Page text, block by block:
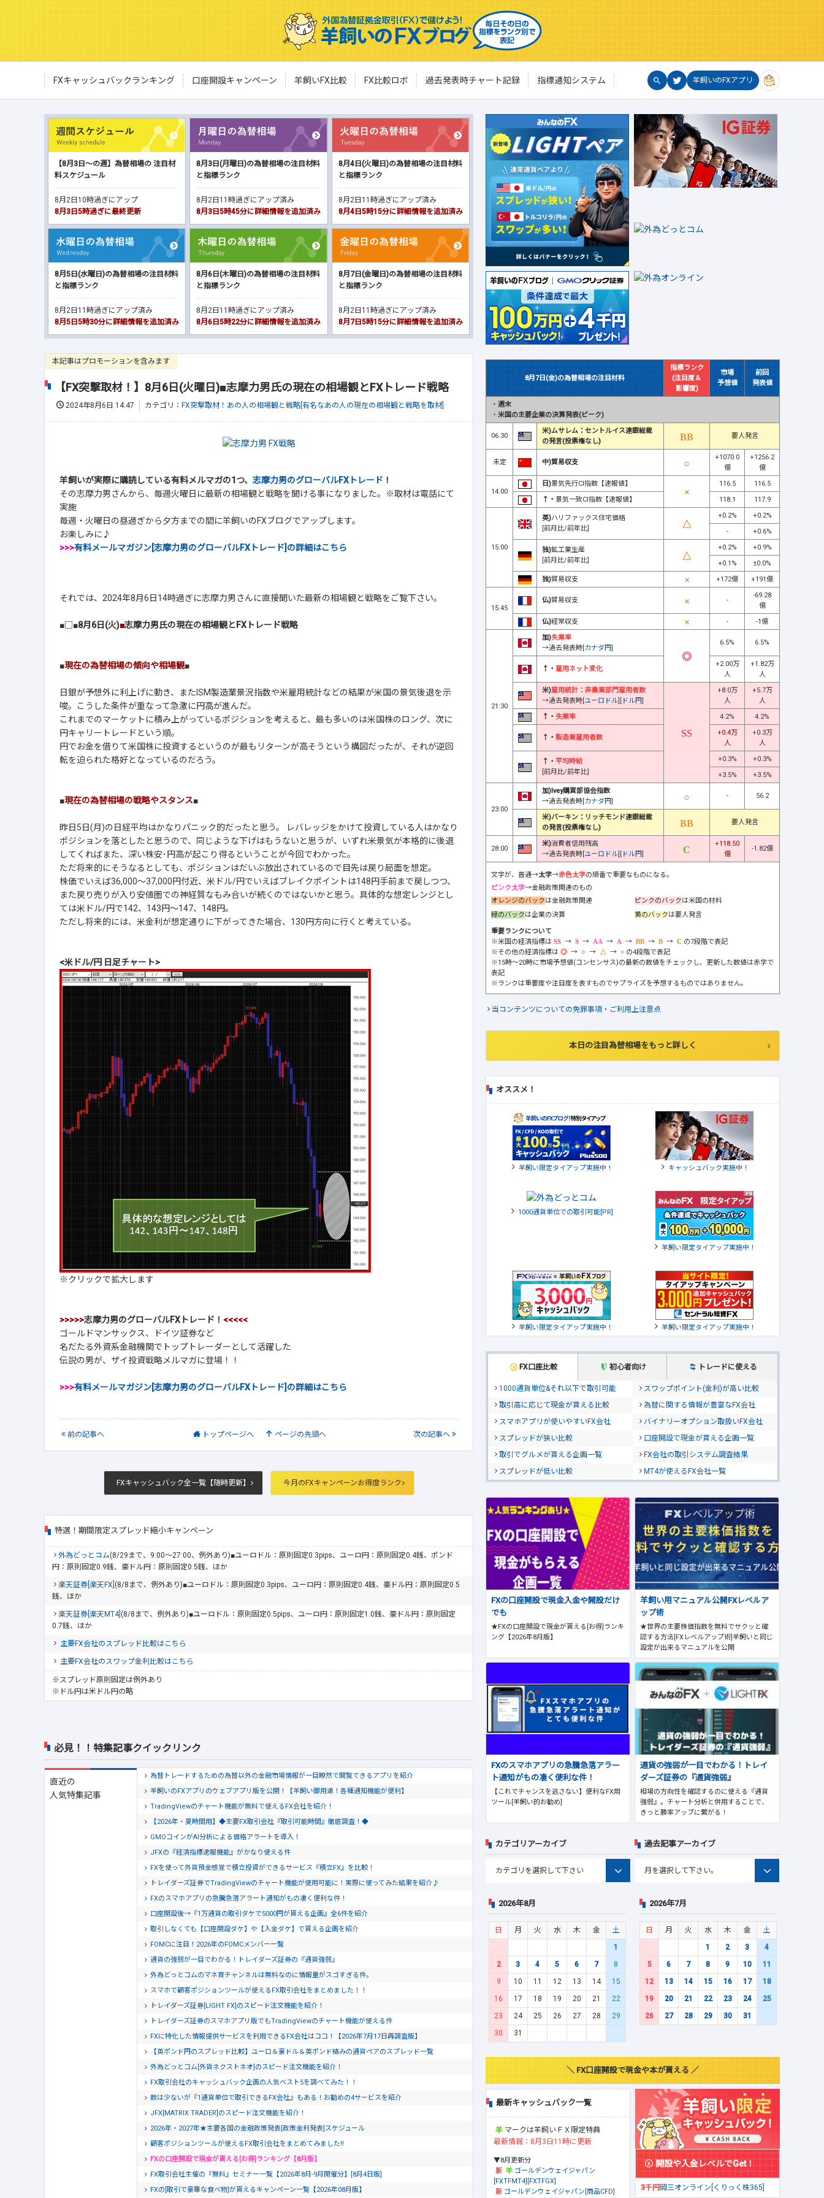
FXキャッシュバックランキング 口座開設キャンペーン 羊飼いFX比較 FX比較ロボ 過去発表時チャート記録 指標通知システム 羊飼いのFXアプリ
【8月3日～の週】為替相場の 注目材
料スケジュール
8月2日10時過ぎにアップ
8月3日5時過ぎに最終更新
8月3日(月曜日)の為替相場の注目材料
と指標ランク
8月2日11時過ぎにアップ済み
8月3日5時45分に詳細情報を追加済み
8月4日(火曜日)の為替相場の注目材料
と指標ランク
8月2日11時過ぎにアップ済み
8月4日5時15分に詳細情報を追加済み
8月5日(水曜日)の為替相場の注目材料
と指標ランク
8月2日11時過ぎにアップ済み
8月5日5時30分に詳細情報を追加済み
8月6日(木曜日)の為替相場の注目材料
と指標ランク
8月2日11時過ぎにアップ済み
8月6日5時22分に詳細情報を追加済み
8月7日(金曜日)の為替相場の注目材料
と指標ランク
8月2日11時過ぎにアップ済み
8月7日5時15分に詳細情報を追加済み
本記事はプロモーションを含みます
【FX突撃取材！】8月6日(火曜日)■志摩力男氏の現在の相場観とFXトレード戦略
2024年8月6日 14:47 カテゴリ： FX突撃取材！あの人の相場観と戦略[有名なあの人の現在の相場観と戦略を取材]
羊飼いが実際に購読している有料メルマガの1つ、 志摩力男のグローバルFXトレード ！
その志摩力男さんから、毎週火曜日に最新の相場観と戦略を聞ける事になりました。※取材は電話にて
実施
毎週・火曜日の昼過ぎから夕方までの間に羊飼いのFXブログでアップします。
お楽しみに♪
>>>有料メールマガジン[志摩力男のグローバルFXトレード]の詳細はこちら
それでは、2024年8月6日14時過ぎに志摩力男さんに直接聞いた最新の相場観と戦略をご覧下さい。
■□■8月6日(火)■志摩力男氏の現在の相場観とFXトレード戦略
■現在の為替相場の傾向や相場観■
日銀が予想外に利上げに動き、またISM製造業景況指数や米雇用統計などの結果が米国の景気後退を示
唆。こうした条件が重なって急激に円高が進んだ。
これまでのマーケットに積み上がっているポジションを考えると、最も多いのは米国株のロング、次に
円キャリートレードという順。
円でお金を借りて米国株に投資するというのが最もリターンが高そうという構図だったが、それが逆回
転を迫られた格好となっているのだろう。
■現在の為替相場の戦略やスタンス■
昨日5日(月)の日経平均はかなりパニック的だったと思う。 レバレッジをかけて投資している人はかなり
ポジションを落としたと思うので、同じような下げはもうないと思うが、いずれ米景気が本格的に後退
してくればまた、深い株安･円高が起こり得るということが今回でわかった。
ただ将来的にそうなるとしても、ポジションはだいぶ放出されているので目先は戻り局面を想定。
株価でいえば36,000～37,000円付近、米ドル/円でいえばブレイクポイントは148円手前まで戻しつつ、
また戻り売りが入り安値圏での神経質なもみ合いが続くのではないかと思う。具体的な想定レンジとし
ては米ドル/円で142、143円～147、148円。
ただし将来的には、米金利が想定通りに下がってきた場合、130円方向に行くと考えている。
<米ドル/円 日足チャート>
※クリックで拡大します
>>>>>志摩力男のグローバルFXトレード！ <<<<<
ゴールドマンサックス、ドイツ証券など
名だたる外資系金融機関でトップトレーダーとして活躍した
伝説の男が、ザイ投資戦略メルマガに登場！！
>>>有料メールマガジン[志摩力男のグローバルFXトレード]の詳細はこちら
前の記事へ トップページへ ページの先頭へ 次の記事へ
FXキャッシュバック全一覧【随時更新】 今月のFXキャンペーンお得度ランク
特選！期間限定スプレッド縮小キャンペーン
外為どっとコム(8/29まで、9:00～27:00、例外あり)■ユーロドル：原則固定0.3pips、ユーロ円：原則固定0.4銭、ポンド
円：原則固定0.9銭、豪ドル円：原則固定0.5銭、ほか
楽天証券[楽天FX] (8/8まで、例外あり)■ユーロドル：原則固定0.3pips、ユーロ円：原則固定0.4銭、豪ドル円：原則固定0.5
銭、ほか
楽天証券[楽天MT4] (8/8まで、例外あり)■ユーロドル：原則固定0.5pips、ユーロ円：原則固定1.0銭、豪ドル円：原則固定
0.7銭、ほか
主要FX会社のスプレッド比較はこちら
主要FX会社のスワップ金利比較はこちら
※スプレッド原則固定は例外あり
※ドル円は米ドル円の略
必見！！特集記事クイックリンク
直近の
人気特集記事
為替トレードするための為替以外の金融市場情報が一目瞭然で閲覧できるアプリを紹介
羊飼いのFXアプリのウェブアプリ版を公開！【羊飼い御用達！各種通知機能が便利】
TradingViewのチャート機能が無料で使えるFX会社を紹介！
【2026年・夏時間用】◆主要FX取引会社『取引可能時間』徹底調査！◆
GMOコインがAI分析による価格アラートを導入！
JFXの『経済指標速報機能』がかなり使える件
FXを使って外貨預金感覚で積立投資ができるサービス『積立FX』を比較！
トレイダーズ証券でTradingViewのチャート機能が使用可能に！実際に使ってみた結果を紹介♪
FXのスマホアプリの急騰急落アラート通知がもの凄く便利な件！
口座開設後→『1万通貨の取引ダケで5000円が貰える企画』全6件を紹介
取引しなくても【口座開設ダケ】や【入金ダケ】で貰える企画を紹介
FOMCに注目！2026年のFOMCメンバー一覧
通貨の強弱が一目でわかる！トレイダーズ証券の『通貨強弱』
外為どっとコムのマネ育チャンネルは無料なのに情報量がスゴすぎる件。
スマホで顧客ポジションツールが使えるFX取引会社をまとめました！！
トレイダーズ証券[LIGHT FX]のスピード注文機能を紹介！
トレイダーズ証券のスマホアプリ版でもTradingViewのチャート機能が使える件
FXに特化した情報提供サービスを利用できるFX会社はココ！【2026年7月17日再調査版】
【英ポンド円のスプレッド比較】ユーロ＆豪ドル＆英ポンド絡みの通貨ペアのスプレッド一覧
外為どっとコム[外貨ネクストネオ]のスピード注文機能を紹介！
FX取引会社のキャッシュバック企画の人気ベスト5を調べてみた！！
数は少ないが『1通貨単位で取引できるFX会社』もある！お勧めの4サービスを紹介
JFX[MATRIX TRADER]のスピード注文機能を紹介！
2026年・2027年★主要各国の金融政策発表[政策金利発表]スケジュール
顧客ポジションツールが使えるFX取引会社をまとめてみました!!
FXの口座開設で現金が貰える[お得]ランキング【8月版】
FX取引会社主催の『無料』セミナー一覧【2026年8月-9月開催分】[8月4日版]
FXの[取引で豪華な食べ物]が貰えるキャンペーン一覧【2026年08月版】
8月7日(金)の為替相場の注目材料
指標ランク
(注目度＆
影響度)
市場
予想値
前回
発表値
・ 週末
・ 米国の主要企業の決算発表(ピーク)
06:30
米)ムサレム：セントルイス連銀総裁
の発言(投票権なし)
要人発言
未定 中)貿易収支
+1070.0
億
+1256.2
億
14:00
日)景気先行CI指数【速報値】 116.5
116.5
↑・ 景気一致CI指数【速報値】 118.1 117.9
15:00
英)ハリファックス住宅価格
[前月比/前年比]
+0.2%
+0.2%
-
+0.6%
独)鉱工業生産
[前月比/前年比]
+0.2%
+0.9%
+0.1%
±0.0%
独)貿易収支 +172億 +191億
15:45
仏)貿易収支 -
-69.28
億
仏)経常収支 - -1億
21:30
加)失業率
→過去発表時[カナダ円]
6.5% 6.5%
↑・ 雇用ネット変化
+2.00万
人
+1.82万
人
米)雇用統計 ： 非農業部門雇用者数
→過去発表時[ユーロドル][ ドル円]
+8.0万
人
+5.7万
人
↑・ 失業率 4.2% 4.2%
↑・ 製造業雇用者数
+0.4万
人
+0.3万
人
↑・ 平均時給
[前月比/前年比]
+0.3%
+0.3%
+3.5%
+3.5%
23:00
加)Ivey購買部協会指数
→過去発表時[カナダ円]
- 56.2
米)バーキン：リッチモンド連銀総裁
の発言(投票権なし)
要人発言
28:00
米)消費者信用残高
→過去発表時[ユーロドル][ ドル円]
+118.50
億
-1.82億
文字が、普通→太字→赤色太字の順番で重要なものになる。
ピンク太字→金融政策関連のもの
オレンジのバックは金融政策関連 ピンクのバックは米国の材料
緑のバックは企業の決算 黄のバックは要人発言
重要ランクについて
※米国の経済指標は
→ → → → → →
の7段階で表記
※その他の経済指標は
→ → →
の4段階で表記
※15時～20時に市場予想値(コンセンサス)の最新の数値をチェックし、更新した数値は赤字で
表記
※ランクは重要度や注目度を表すものでサプライズを予想するものではありません。
当コンテンツについての免罪事項・ご利用上注意点
本日の注目為替相場をもっと詳しく
オススメ！
羊飼い限定タイアップ実施中！ キャッシュバック実施中！
1000通貨単位での取引可能[PR]
羊飼い限定タイアップ実施中！
羊飼い限定タイアップ実施中！ 羊飼い限定タイアップ実施中！
FX口座比較 初心者向け トレードに使える
1000通貨単位&それ以下で取引可能
スワップポイント(金利)が高い比較
取引高に応じて現金が貰える比較
為替に関する情報が豊富なFX会社
スマホアプリが使いやすいFX会社
バイナリーオプション取扱いFX会社
スプレッドが狭い比較
口座開設で現金が貰える企画一覧
取引でグルメが貰える企画一覧
FX会社の取引システム調査結果
スプレッドが低い比較
MT4が使えるFX会社一覧
FXの口座開設で現金入金や開設だけ
でも
★FXの口座開設で現金が貰える[お得]ランキ
ング【2026年8月版】
羊飼い用マニュアル公開FXレベルア
ップ術
★世界の主要株価指数を無料でサクッと確
認する方法[FXレベルアップ術]羊飼いと同じ
設定が出来るマニュアルを公開
FXのスマホアプリの急騰急落アラー
ト通知がもの凄く便利な件！
【これでチャンスを逃さない】便利なFX用
ツール[羊飼い的お勧め]
通貨の強弱が一目でわかる！トレイ
ダーズ証券の『通貨強弱』
相場の方向性を確認するのに使える『通貨
強弱』。チャート分析と併用することで、
きっと勝率アップに繋がる！
カテゴリアーカイブ 過去記事アーカイブ
2026年8月
日 月 火 水 木 金
土
1
2
3 4 5 6 7
8
9
10 11 12 13 14
15
16
17 18 19 20 21
22
23
24 25 26 27 28
29
30
31
2026年7月
日 月 火 水 木 金
土
1
2 3
4
5
6 7 8 9 10
11
12
13 14 15 16 17
18
19
20 21 22 23 24
25
26
27 28 29 30 31
＼ FX口座開設で現金や本が貰える ／
最新キャッシュバック一覧
マークは羊飼いＦＸ限定特典
最新情報：8月3日11時に更新
▼8月更新分
ゴールデンウェイジャパン
[FXTFMT4][FXTFGX]
ゴールデンウェイジャパン[商品CFD]
開設や入金レベルでGet！
3千円岡三オンライン[くりっく株365]